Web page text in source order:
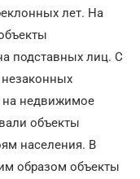
лет. На
подставных лиц. С
на недвижимое
объекты
населения. В
образом объекты